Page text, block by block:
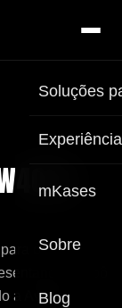
Soluções
mKases
Sobre
Blog
o
o robô
a Avenida